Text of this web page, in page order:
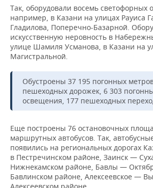
НЕФТЬ
ОПК
ЭНЕРГЕТИКА
РОЗНИЧНАЯ ТОРГОВЛЯ
ТРАНСПОРТ
УСЛУГИ
НОВОСТИ ТЕХНОЛОГИЙ
IT
МЕДИА
ТЕЛЕКОММУНИКАЦИИ
МЕРОПРИЯТИЯ
НОВОСТИ МЕРОПРИЯТИЙ
ВЫЕЗДНАЯ РЕДАКЦИЯ
БИЗНЕС-БРАНЧИ
ONLINE-КОНФЕРЕНЦИИ
СПОРТ
НОВОСТИ СПОРТА
ФУТБОЛ
ХОККЕЙ
ВОЛЕЙБОЛ
КИБЕРСПОРТ
ОБЩЕСТВО
НОВОСТИ ОБЩЕСТВА
ВЛАСТЬ
ИСТОРИЯ
КУЛЬТУРА
ФОТОГАЛЕРЕЯ
СЮЖЕТЫ
СПРАВОЧНИК
СПИСОК ПЕРСОН
СПИСОК КОМПАНИЙ
ПОЛНАЯ ВЕРСИЯ
Так, оборудовали восемь светофорных
например, в Казани на улицах Рауиса
Гладилова, Поперечно-Базарной.
искусственную неровность в
улице Шамиля Усманова, в Казани на
Магистральной.
Обустроены 37 195 погонных
пешеходных дорожек, 6 303
освещения, 177 пешеходных
Еще построены 76 остановочных
маршрутных автобусов. Так,
появились на региональных дорогах
в Пестречинском районе, Заинск —
Нижнекамском районе, Бавлы —
Бавлинском районе, Алексеевское —